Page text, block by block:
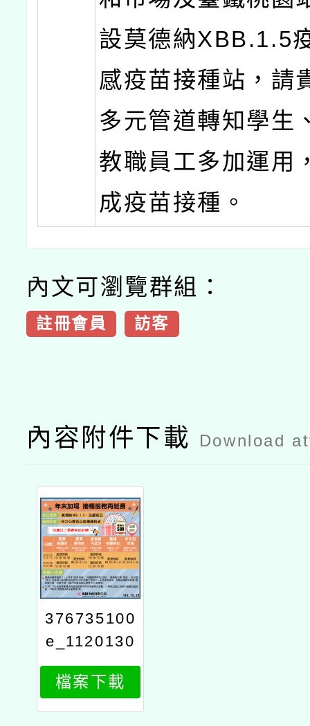
設莫德納XBB.1.5
感疫苗接種站，請
多元管道轉知學生
教職員工多加運用
成疫苗接種。
內文可瀏覽群組：
註冊會員 訪客
內容附件下載 Download
376735100
e_1120130
412_attach
12
檔案下載